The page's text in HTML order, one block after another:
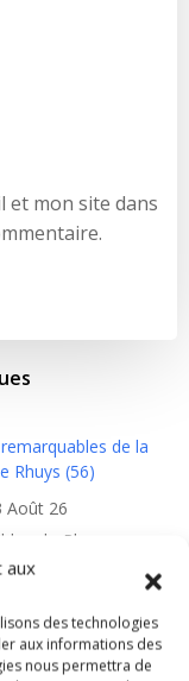
aux
des technologies
aux informations des
nous permettra de
et mon site dans
de la
Rhuys (56)
Août 26
de-Rhuys
et journées
de l'Aveyron